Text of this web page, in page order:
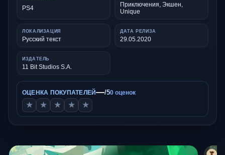
PS4
Приключения, Экшен,
Unique
ЛОКАЛИЗАЦИЯ
Русский текст
ДАТА РЕЛИЗА
29.05.2020
ИЗДАТЕЛЬ
11 Bit Studios S.A.
ОЦЕНКА ПОКУПАТЕЛЕЙ—/50 оценок
★ ★ ★ ★ ★